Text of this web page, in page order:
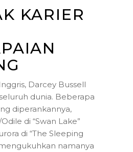
KARIER
Darcey Bussell
dunia. Beberapa
diperankannya,
di “Swan Lake”
di “The Sleeping
namanya